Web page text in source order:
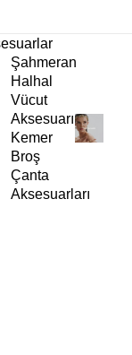
Şahmeran
Halhal
Vücut
Aksesuarı
Kemer
Broş
Çanta
Aksesuarları